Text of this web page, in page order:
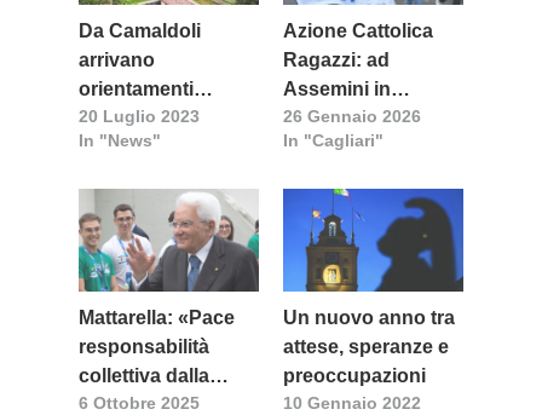
Da Camaldoli
arrivano
orientamenti
basilari
20 Luglio 2023
In "News"
Azione Cattolica
Ragazzi: ad
Assemini in
cammino per la
pace
26 Gennaio 2026
In "Cagliari"
Mattarella: «Pace
responsabilità
collettiva dalla
quale non
6 Ottobre 2025
Un nuovo anno tra
attese, speranze e
preoccupazioni
10 Gennaio 2022